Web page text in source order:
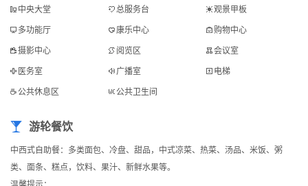
中央大堂 总服务台 观景甲板
多功能厅 康乐中心 购物中心
摄影中心 阅览区 会议室
医务室 广播室 电梯
公共休息区 公共卫生间
游轮餐饮
中西式自助餐：多类面包、冷盘、甜品，中式凉菜、热菜、汤品、米饭、粥
类、面条、糕点，饮料、果汁、新鲜水果等。